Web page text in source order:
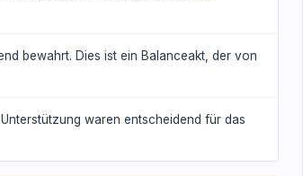
bewahrt. Dies ist ein Balanceakt, der von
waren entscheidend für das